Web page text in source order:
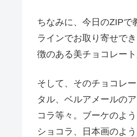
ちなみに、今日のZIPで
ラインでお取り寄せで
徴のある美チョコレー
そして、そのチョコレ
タル、ベルアメールの
コラ等々。ブーケのよ
ショコラ、日本画のよ